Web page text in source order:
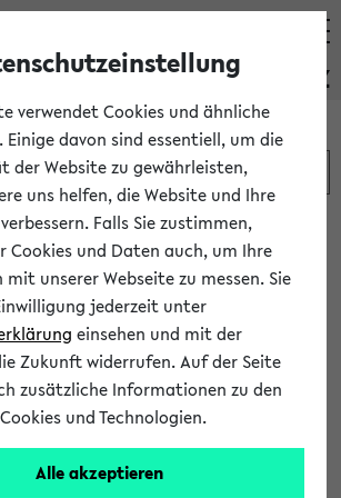
PEVZ
Herde
Erziehungswissenschaft
/ Akad.
verwendet Cookies und ähnliche
Einige davon sind essentiell, um die
der Website zu gewährleisten,
uns helfen, die Website und Ihre
Falls Sie zustimmen,
Cookies und Daten auch, um Ihre
unserer Webseite zu messen. Sie
jederzeit unter
einsehen und mit der
Zukunft widerrufen. Auf der Seite
zusätzliche Informationen zu den
und Technologien.
Alle akzeptieren